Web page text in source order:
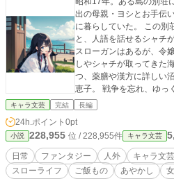
出の母親・ヨシとお手伝
に暮らしていた。 この別
と、人語を話せるシャチ
スローガンはあるが、令
しやシャチが取ってきた
つ、薬膳や漢方に詳しい
恵子。 戦争を忘れ、ゆっ
飯を作って食べる。そんなお話。 ※表紙は
キャラ文芸 完結 長編
24h.ポイント 0pt
小説 228,955 位 / 228,955件 キャラ文芸
日常 ファンタジー 人外 キャラ文
スローライフ
ご飯もの あやかし